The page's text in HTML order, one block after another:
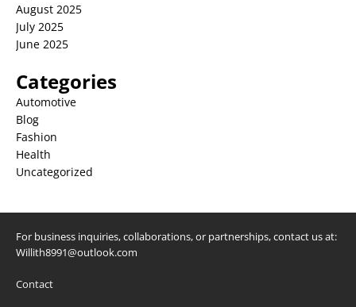
August 2025
July 2025
June 2025
Categories
Automotive
Blog
Fashion
Health
Uncategorized
For business inquiries, collaborations, or partnerships, contact us at:
Willith8991@outlook.com
Contact